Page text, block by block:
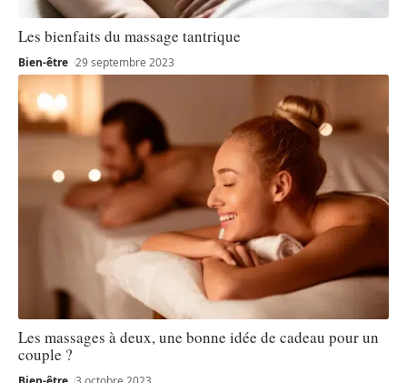
Les bienfaits du massage tantrique
Bien-être 29 septembre 2023
Les massages à deux, une bonne idée de cadeau pour un
couple ?